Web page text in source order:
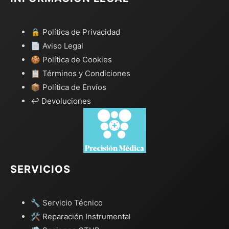
🔒 Política de Privacidad
📄 Aviso Legal
🍪 Política de Cookies
📋 Términos y Condiciones
📦 Política de Envíos
↩️ Devoluciones
SERVICIOS
🔧 Servicio Técnico
🛠️ Reparación Instrumental